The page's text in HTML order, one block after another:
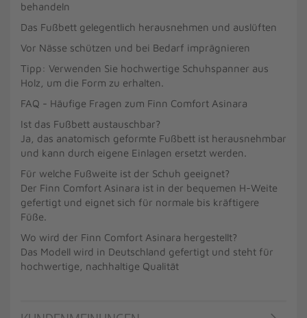
behandeln
Das Fußbett gelegentlich herausnehmen und auslüften
Vor Nässe schützen und bei Bedarf imprägnieren
Tipp: Verwenden Sie hochwertige Schuhspanner aus
Holz, um die Form zu erhalten.
FAQ - Häufige Fragen zum Finn Comfort Asinara
Ist das Fußbett austauschbar?
Ja, das anatomisch geformte Fußbett ist herausnehmbar
und kann durch eigene Einlagen ersetzt werden.
Für welche Fußweite ist der Schuh geeignet?
Der Finn Comfort Asinara ist in der bequemen H-Weite
gefertigt und eignet sich für normale bis kräftigere
Füße.
Wo wird der Finn Comfort Asinara hergestellt?
Das Modell wird in Deutschland gefertigt und steht für
hochwertige, nachhaltige Qualität